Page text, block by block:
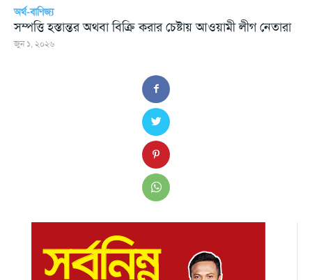
অর্থ-বাণিজ্য
সম্পত্তি হস্তান্তর অথবা বিক্রি করার চেষ্টায় আওয়ামী লীগ নেতারা
জুন ১, ২০২৬